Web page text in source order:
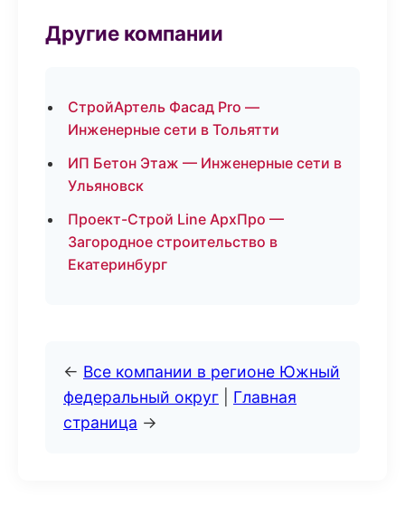
Другие компании
СтройАртель Фасад Pro —
Инженерные сети в Тольятти
ИП Бетон Этаж — Инженерные сети в
Ульяновск
Проект-Строй Line АрхПро —
Загородное строительство в
Екатеринбург
← Все компании в регионе Южный
федеральный округ
Главная
страница →